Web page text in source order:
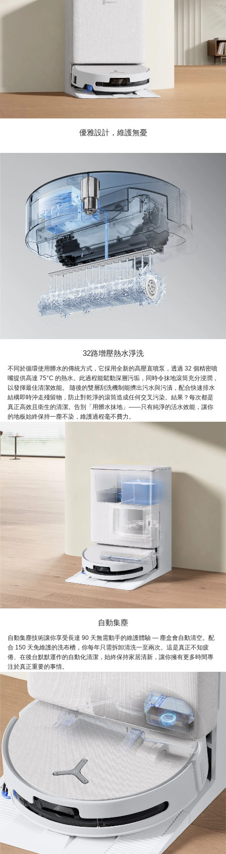
優雅設計，維護無憂
32路增壓熱水淨洗
不同於循環使用髒水的傳統方式，它採用全新的高壓直噴泵，透過 32 個精密噴
嘴提供高達 75°C 的熱水。此過程能鬆動深層污垢，同時令抹地滾筒充分浸潤，
以發揮最佳清潔效能。 隨後的雙層刮洗機制能擠出污水與污漬，配合快速排水
結構即時沖走殘留物，防止對乾淨的滾筒造成任何交叉污染。結果？每次都是
真正高效且衛生的清潔。告別「用髒水抹地」——只有純淨的活水效能，讓你
的地板始終保持一塵不染，維護過程毫不費力。
自動集塵
自動集塵技術讓你享受長達 90 天無需動手的維護體驗 — 塵盒會自動清空。配
合 150 天免維護的洗布槽，你每年只需拆卸清洗一至兩次。這是真正不知疲
倦、在後台默默運作的自動化清潔，始終保持家居清新，讓你擁有更多時間專
注於真正重要的事情。